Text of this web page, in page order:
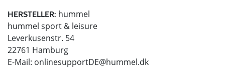
HERSTELLER: hummel
hummel sport & leisure
Leverkusenstr. 54
22761 Hamburg
E-Mail: onlinesupportDE@hummel.dk